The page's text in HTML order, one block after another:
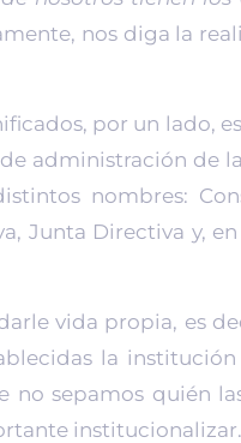
nos diga la
por un lado,
administración de
nombres:
Junta Directiva y,
vida propia, es
la
no sepamos quién
institucionalizar.